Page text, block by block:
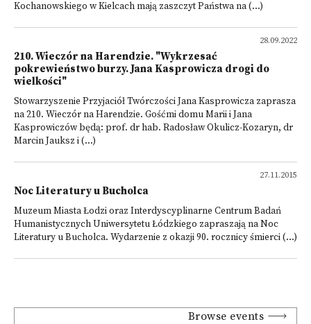
Kochanowskiego w Kielcach mają zaszczyt Państwa na (...)
28.09.2022
210. Wieczór na Harendzie. "Wykrzesać
pokrewieństwo burzy. Jana Kasprowicza drogi do
wielkości"
Stowarzyszenie Przyjaciół Twórczości Jana Kasprowicza zaprasza
na 210. Wieczór na Harendzie. Gośćmi domu Marii i Jana
Kasprowiczów będą: prof. dr hab. Radosław Okulicz-Kozaryn, dr
Marcin Jauksz i (...)
27.11.2015
Noc Literatury u Bucholca
Muzeum Miasta Łodzi oraz Interdyscyplinarne Centrum Badań
Humanistycznych Uniwersytetu Łódzkiego zapraszają na Noc
Literatury u Bucholca. Wydarzenie z okazji 90. rocznicy śmierci (...)
Browse events